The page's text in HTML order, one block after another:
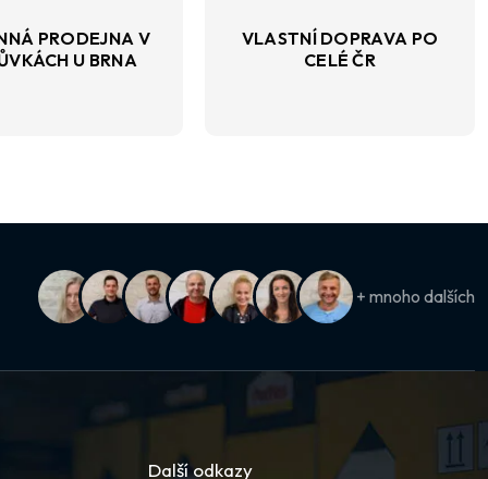
PRODEJNA V
U BRNA
VLASTNÍ DOPRAVA PO
CELÉ ČR
+ mnoho dalších
Další odkazy